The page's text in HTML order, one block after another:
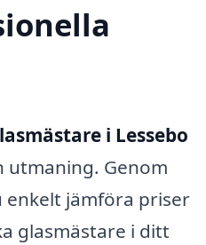
i Lessebo
utmaning. Genom
jämföra priser
glasmästare i ditt